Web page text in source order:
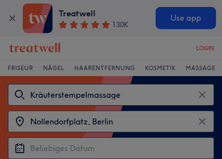
Treatwell
130K
Use app
LOGIN
FRISEUR NÄGEL HAARENTFERNUNG KOSMETIK MASSAGE